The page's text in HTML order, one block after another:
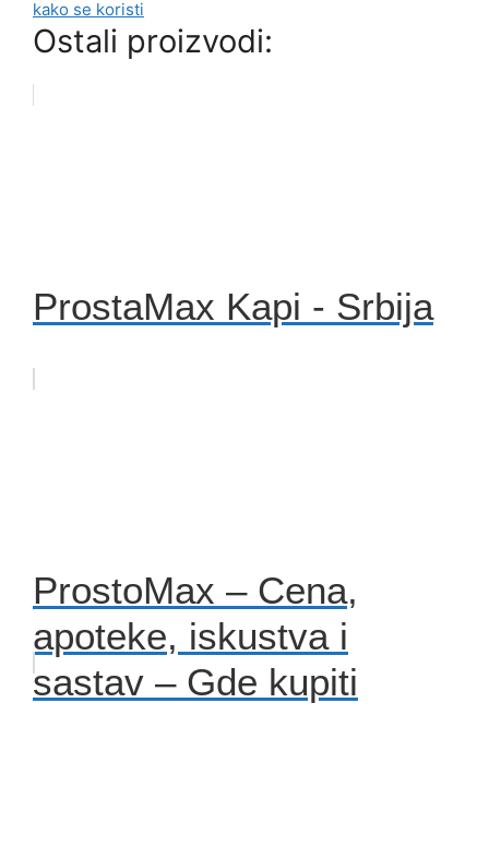
kako se koristi
Ostali proizvodi:
ProstaMax Kapi - Srbija
ProstoMax – Cena,
apoteke, iskustva i
sastav – Gde kupiti